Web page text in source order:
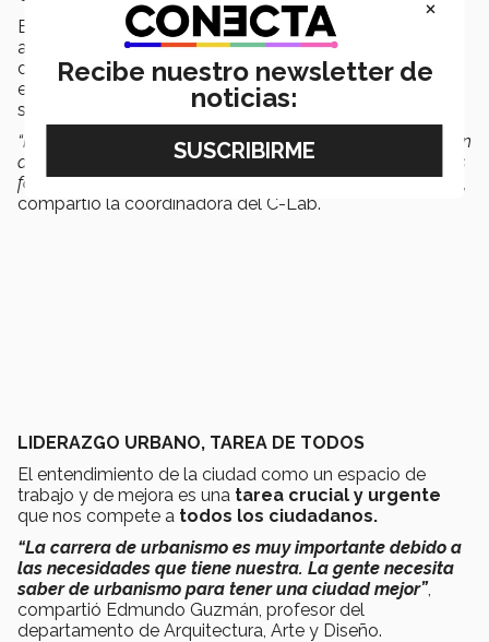
Estas ciudades fungirán como espacios donde los
alumnos podrán llevar el urbanismo a un plano real y
desarrollar proyectos transformadores a la par de
empresas o instituciones que también quieren mejorar
su entorno.
“Hemos hecho un gran esfuerzo, no solo en la construcción
del portafolio académico, si no también en traer en socios
formadores que traigan retos interesantes a los alumnos” ,
compartió la coordinadora del C-Lab.
LIDERAZGO URBANO, TAREA DE TODOS
El entendimiento de la ciudad como un espacio de
trabajo y de mejora es una tarea crucial y urgente
que nos compete a todos los ciudadanos.
“La carrera de urbanismo es muy importante debido a
las necesidades que tiene nuestra. La gente necesita
saber de urbanismo para tener una ciudad mejor”,
compartió Edmundo Guzmán, profesor del
departamento de Arquitectura, Arte y Diseño.
×
Recibe nuestro newsletter de
noticias: